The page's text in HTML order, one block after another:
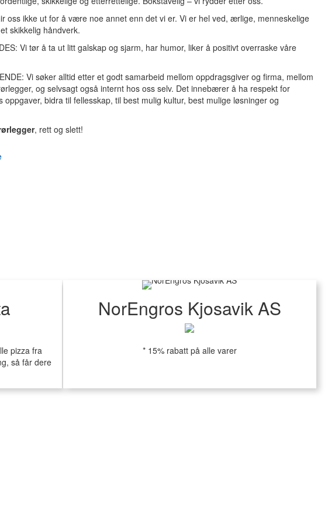
oss ikke ut for å være noe annet enn det vi er. Vi er hel ved, ærlige, menneskelige
skikkelig håndverk.
Vi tør å ta ut litt galskap og sjarm, har humor, liker å positivt overraske våre
Vi søker alltid etter et godt samarbeid mellom oppdragsgiver og firma, mellom
og selvsagt også internt hos oss selv. Det innebærer å ha respekt for
oppgaver, bidra til fellesskap, til best mulig kultur, best mulige løsninger og
, rett og slett!
pizza fra
så får dere
NorEngros Kjosavik AS
* 15% rabatt på alle varer